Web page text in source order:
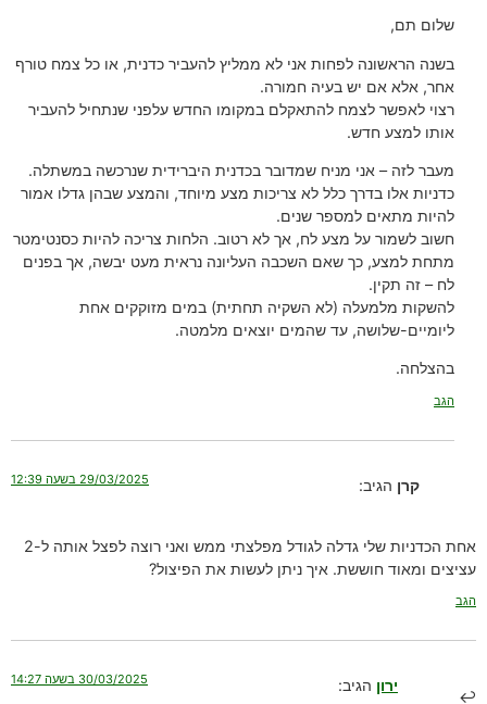
שלום תם,
בשנה הראשונה לפחות אני לא ממליץ להעביר כדנית, או כל צמח טורף
אחר, אלא אם יש בעיה חמורה.
רצוי לאפשר לצמח להתאקלם במקומו החדש עלפני שנתחיל להעביר
אותו למצע חדש.
מעבר לזה – אני מניח שמדובר בכדנית היברידית שנרכשה במשתלה.
כדניות אלו בדרך כלל לא צריכות מצע מיוחד, והמצע שבהן גדלו אמור
להיות מתאים למספר שנים.
חשוב לשמור על מצע לח, אך לא רטוב. הלחות צריכה להיות כסנטימטר
מתחת למצע, כך שאם השכבה העליונה נראית מעט יבשה, אך בפנים
לח – זה תקין.
להשקות מלמעלה (לא השקיה תחתית) במים מזוקקים אחת
ליומיים-שלושה, עד שהמים יוצאים מלמטה.
בהצלחה.
הגב
קרן הגיב: 29/03/2025 בשעה 12:39
אחת הכדניות שלי גדלה לגודל מפלצתי ממש ואני רוצה לפצל אותה ל-2
עציצים ומאוד חוששת. איך ניתן לעשות את הפיצול?
הגב
ירון הגיב: 30/03/2025 בשעה 14:27